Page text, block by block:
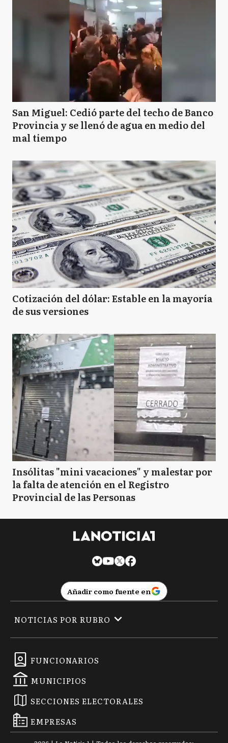
San Miguel: Cedió parte del techo de Banco
Provincia y se llenó de agua en medio del
mal tiempo
Cotización del dólar: Estable en la mayoría
de sus versiones
Insólitas "mini vacaciones" y malestar por
la falta de atención en el Registro
Provincial de las Personas
Añadir como fuente en
FUNCIONARIOS
MUNICIPIOS
SECCIONES ELECTORALES
EMPRESAS
NOTICIAS POR RUBRO